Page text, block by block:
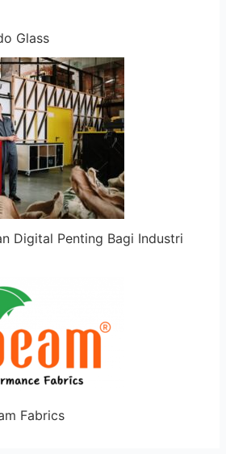
Glass
Digital Penting Bagi Industri
Fabrics